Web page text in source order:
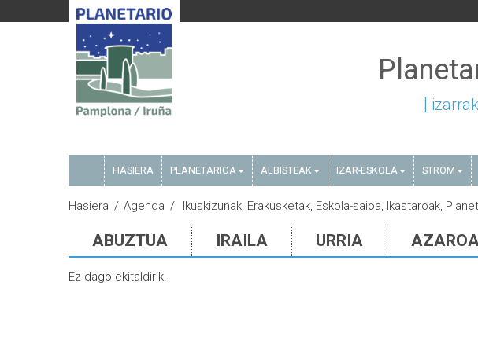
[
HASIERA PLANETARIOA ALBISTEAK IZAR-ESKOLA STROM
Hasiera Agenda Ikuskizunak, Erakusketak, Eskola-saioa, Ikastaroak,
ABUZTUA IRAILA URRIA
Ez dago ekitaldirik.